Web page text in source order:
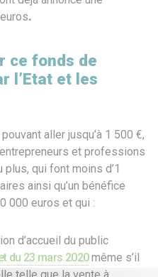
.
ce fonds de
l’Etat et les
aller jusqu’à 1 500 €,
et professions
qui font moins d’1
ainsi qu’un bénéfice
000 euros et qui :
d’accueil du public
du 23 mars 2020même s’il